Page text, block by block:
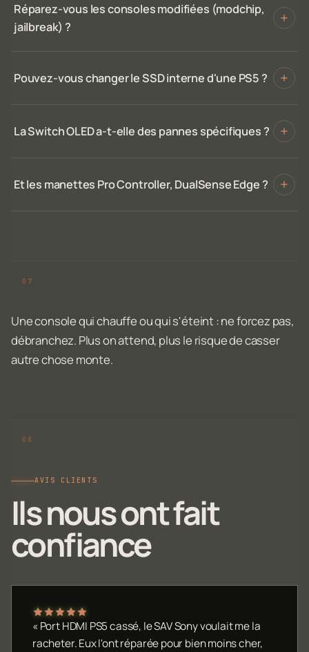
Réparez-vous les consoles modifiées (modchip,
jailbreak) ?
Pouvez-vous changer le SSD interne d'une PS5 ?
La Switch OLED a-t-elle des pannes spécifiques ?
Et les manettes Pro Controller, DualSense Edge ?
Une console qui chauffe ou qui s'éteint : ne forcez pas,
débranchez. Plus on attend, plus le risque de casser
autre chose monte.
AVIS CLIENTS
Ils nous ont fait
confiance
« Port HDMI PS5 cassé, le SAV Sony voulait me la
racheter. Eux l'ont réparée pour bien moins cher,